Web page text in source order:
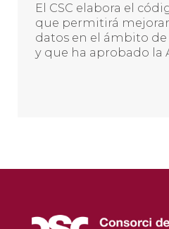
El CSC elabora el
que permitirá
datos en el ámbito de
y que ha aprobado la